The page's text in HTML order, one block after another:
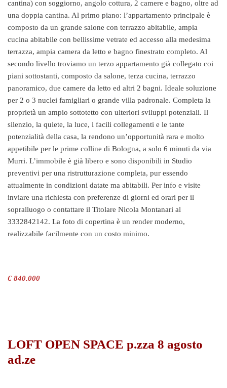
cantina) con soggiorno, angolo cottura, 2 camere e bagno, oltre ad
una doppia cantina. Al primo piano: l’appartamento principale è
composto da un grande salone con terrazzo abitabile, ampia
cucina abitabile con bellissime vetrate ed accesso alla medesima
terrazza, ampia camera da letto e bagno finestrato completo. Al
secondo livello troviamo un terzo appartamento già collegato coi
piani sottostanti, composto da salone, terza cucina, terrazzo
panoramico, due camere da letto ed altri 2 bagni. Ideale soluzione
per 2 o 3 nuclei famigliari o grande villa padronale. Completa la
proprietà un ampio sottotetto con ulteriori sviluppi potenziali. Il
silenzio, la quiete, la luce, i facili collegamenti e le tante
potenzialità della casa, la rendono un’opportunità rara e molto
appetibile per le prime colline di Bologna, a solo 6 minuti da via
Murri. L’immobile è già libero e sono disponibili in Studio
preventivi per una ristrutturazione completa, pur essendo
attualmente in condizioni datate ma abitabili. Per info e visite
inviare una richiesta con preferenze di giorni ed orari per il
sopralluogo o contattare il Titolare Nicola Montanari al
3332842142. La foto di copertina è un render moderno,
realizzabile facilmente con un costo minimo.
€ 840.000
LOFT OPEN SPACE p.zza 8 agosto
ad.ze